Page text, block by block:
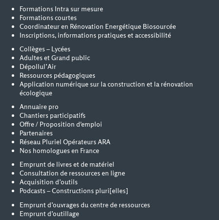
Formations Intra sur mesure
Formations courtes
Coordinateur en Rénovation Energétique Biosourcée
Inscriptions, informations pratiques et accessibilité
Collèges – Lycées
Adultes et Grand public
Dépollul’Air
Ressources pédagogiques
Application numérique sur la construction et la rénovation
écologique
Annuaire pro
Chantiers participatifs
Offre / Proposition d'emploi
Partenaires
Réseau Pluriel Opérateurs ARA
Nos homologues en France
Emprunt de livres et de matériel
Consultation de ressources en ligne
Acquisition d’outils
Podcasts – Constructions pluri[elles]
Emprunt d’ouvrages du centre de ressources
Emprunt d’outillage